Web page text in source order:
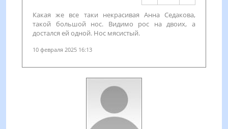
Какая же все таки некрасивая Анна Седакова,
такой большой нос. Видимо рос на двоих, а
достался ей одной. Нос мясистый.
10 февраля 2025 16:13